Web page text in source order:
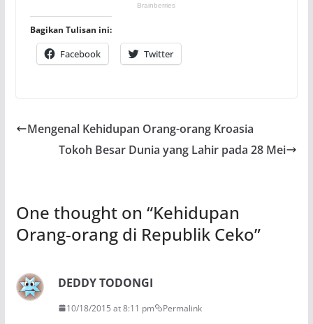
Bagikan Tulisan ini:
Facebook Twitter
Mengenal Kehidupan Orang-orang Kroasia
Tokoh Besar Dunia yang Lahir pada 28 Mei
One thought on “Kehidupan
Orang-orang di Republik Ceko”
DEDDY TODONGI
10/18/2015 at 8:11 pm Permalink